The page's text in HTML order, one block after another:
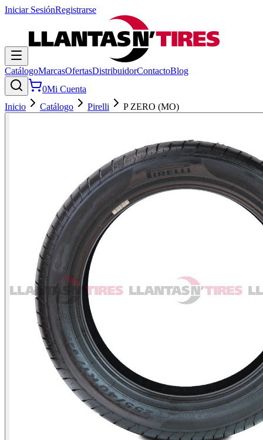
Iniciar SesiónRegistrarse
CatálogoMarcasOfertasDistribuidorContactoBlog
0Mi Cuenta
Inicio
Catálogo Pirelli P ZERO (MO)